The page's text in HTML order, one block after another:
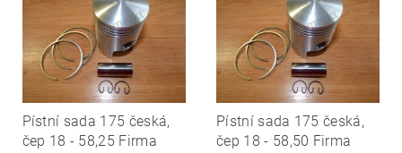
Pístní sada 175 česká,
čep 18 - 58,25 Firma
Pístní sada 175 česká,
čep 18 - 58,50 Firma